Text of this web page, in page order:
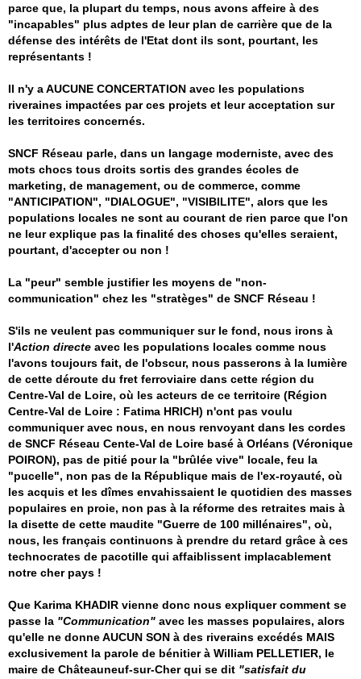
parce que, la plupart du temps, nous avons affeire à des
"incapables" plus adptes de leur plan de carrière que de la
défense des intérêts de l'Etat dont ils sont, pourtant, les
représentants !
Il n'y a AUCUNE CONCERTATION avec les populations
riveraines impactées par ces projets et leur acceptation sur
les territoires concernés.
SNCF Réseau parle, dans un langage moderniste, avec des
mots chocs tous droits sortis des grandes écoles de
marketing, de management, ou de commerce, comme
"ANTICIPATION", "DIALOGUE", "VISIBILITE", alors que les
populations locales ne sont au courant de rien parce que l'on
ne leur explique pas la finalité des choses qu'elles seraient,
pourtant, d'accepter ou non !
La "peur" semble justifier les moyens de "non-
communication" chez les "stratèges" de SNCF Réseau !
S'ils ne veulent pas communiquer sur le fond, nous irons à
l'Action directe avec les populations locales comme nous
l'avons toujours fait, de l'obscur, nous passerons à la lumière
de cette déroute du fret ferroviaire dans cette région du
Centre-Val de Loire, où les acteurs de ce territoire (Région
Centre-Val de Loire : Fatima HRICH) n'ont pas voulu
communiquer avec nous, en nous renvoyant dans les cordes
de SNCF Réseau Cente-Val de Loire basé à Orléans (Véronique
POIRON), pas de pitié pour la "brûlée vive" locale, feu la
"pucelle", non pas de la République mais de l'ex-royauté, où
les acquis et les dîmes envahissaient le quotidien des masses
populaires en proie, non pas à la réforme des retraites mais à
la disette de cette maudite "Guerre de 100 millénaires", où,
nous, les français continuons à prendre du retard grâce à ces
technocrates de pacotille qui affaiblissent implacablement
notre cher pays !
Que Karima KHADIR vienne donc nous expliquer comment se
passe la "Communication" avec les masses populaires, alors
qu'elle ne donne AUCUN SON à des riverains excédés MAIS
exclusivement la parole de bénitier à William PELLETIER, le
maire de Châteauneuf-sur-Cher qui se dit "satisfait du